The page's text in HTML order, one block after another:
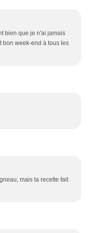
bien que je n'ai jamais
bon week-end à tous les
mais ta recette fait